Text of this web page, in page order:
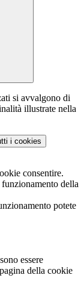
si avvalgono di
illustrate nella
i cookies
consentire.
della
potete
essere
della cookie